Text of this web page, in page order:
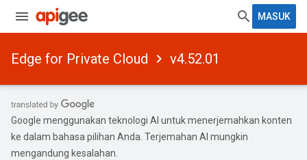
MASUK
Edge for Private Cloud v4.52.01
Google menggunakan teknologi AI untuk menerjemahkan konten
ke dalam bahasa pilihan Anda. Terjemahan AI mungkin
mengandung kesalahan.